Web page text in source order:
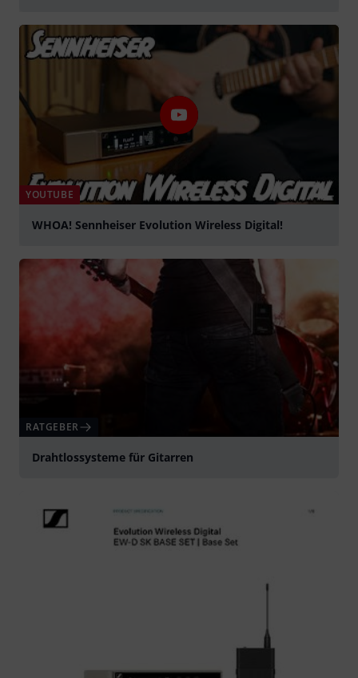
YOUTUBE
WHOA! Sennheiser Evolution Wireless Digital!
RATGEBER
Drahtlossysteme für Gitarren